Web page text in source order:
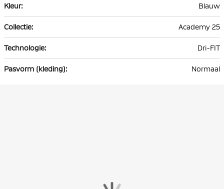
Blauw
Academy 25
Dri-FIT
Normaal